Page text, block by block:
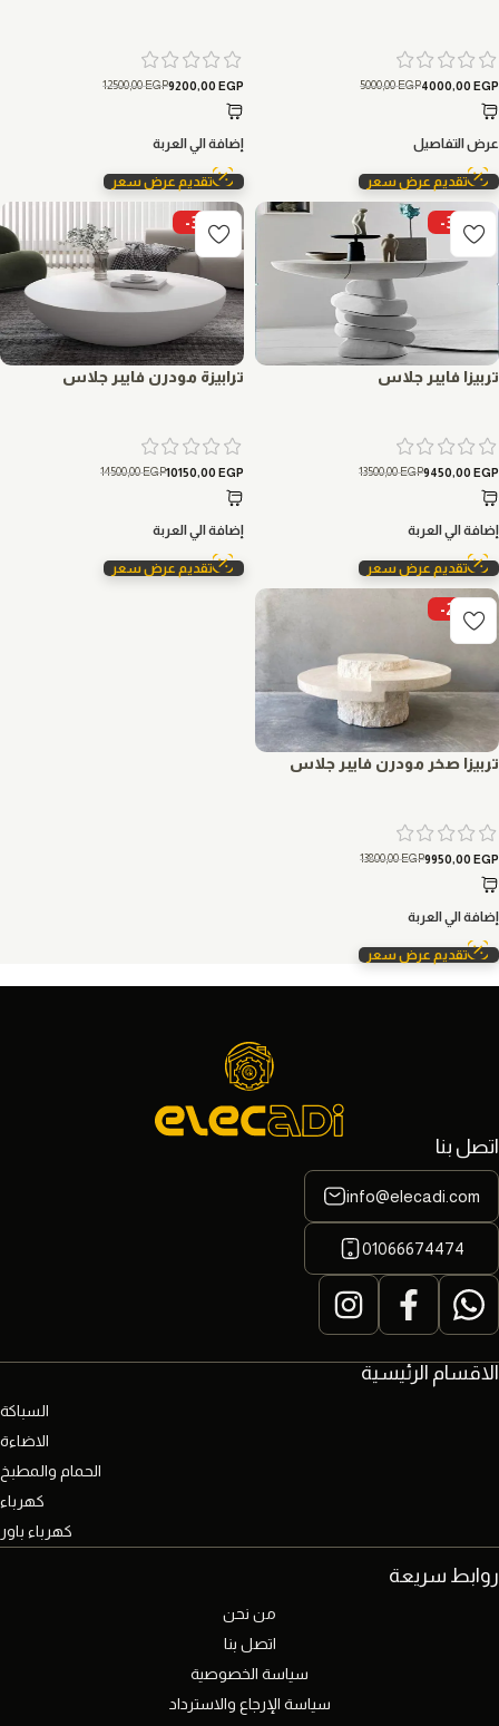
5000,00EGP4000,00 EGP
عرض التفاصيل
تقديم عرض سعر
12500,00EGP9200,00 EGP
إضافة الي العربة
تقديم عرض سعر
-30%
تربيزا فايبر جلاس
13500,00EGP9450,00 EGP
إضافة الي العربة
تقديم عرض سعر
-30%
ترابيزة مودرن فايبر جلاس
14500,00EGP10150,00 EGP
إضافة الي العربة
تقديم عرض سعر
-28%
تربيزا صخر مودرن فايبر جلاس
13800,00EGP9950,00 EGP
إضافة الي العربة
تقديم عرض سعر
الاقسام الرئيسية
السباكة
الاضاءة
الحمام والمطبخ
كهرباء
كهرباء باور
اتصل بنا
info@elecadi.com
01066674474
روابط سريعة
من نحن
اتصل بنا
سياسة الخصوصية
سياسة الإرجاع والاسترداد